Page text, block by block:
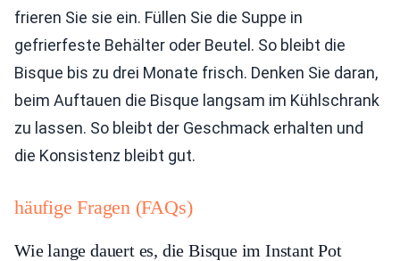
frieren Sie sie ein. Füllen Sie die Suppe in
gefrierfeste Behälter oder Beutel. So bleibt die
Bisque bis zu drei Monate frisch. Denken Sie daran,
beim Auftauen die Bisque langsam im Kühlschrank
zu lassen. So bleibt der Geschmack erhalten und
die Konsistenz bleibt gut.
häufige Fragen (FAQs)
Wie lange dauert es, die Bisque im Instant Pot